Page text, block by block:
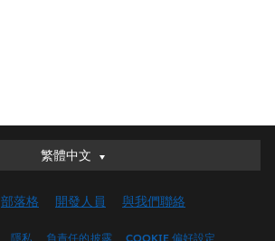
繁體中文
繁體中文
English (UK)
部落格 開發人員 與我們聯絡
隱私 負責任的披露 COOKIE 偏好設定